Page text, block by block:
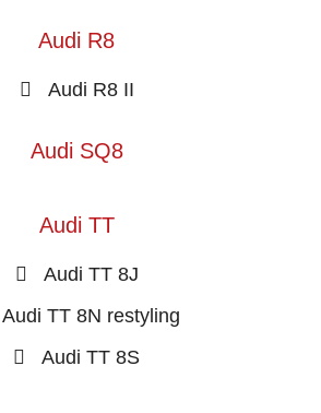
Audi R8
Audi R8 II
Audi SQ8
Audi TT
Audi TT 8J
Audi TT 8N restyling
Audi TT 8S